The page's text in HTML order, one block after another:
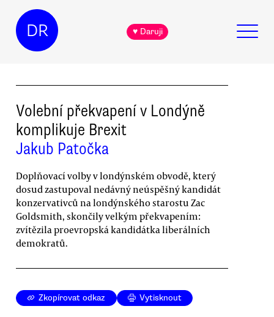
DR ♥ Daruji
Volební překvapení v Londýně
komplikuje Brexit
Jakub Patočka
Doplňovací volby v londýnském obvodě, který
dosud zastupoval nedávný neúspěšný kandidát
konzervativců na londýnského starostu Zac
Goldsmith, skončily velkým překvapením:
zvítězila proevropská kandidátka liberálních
demokratů.
Zkopírovat odkaz Vytisknout